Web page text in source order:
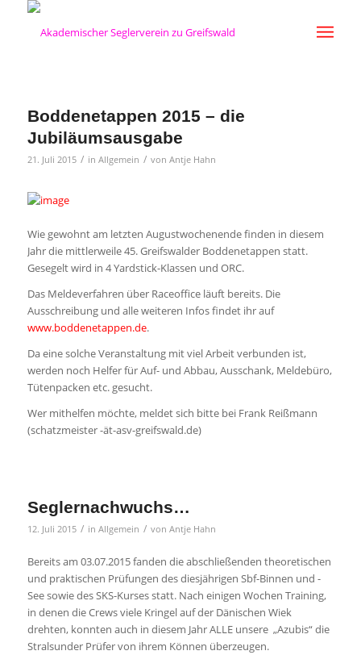
Boddenetappen 2015 – die
Jubiläumsausgabe
21. Juli 2015 / in Allgemein / von Antje Hahn
Wie gewohnt am letzten Augustwochenende finden in diesem
Jahr die mittlerweile 45. Greifswalder Boddenetappen statt.
Gesegelt wird in 4 Yardstick-Klassen und ORC.
Das Meldeverfahren über Raceoffice läuft bereits. Die
Ausschreibung und alle weiteren Infos findet ihr auf
www.boddenetappen.de.
Da eine solche Veranstaltung mit viel Arbeit verbunden ist,
werden noch Helfer für Auf- und Abbau, Ausschank, Meldebüro,
Tütenpacken etc. gesucht.
Wer mithelfen möchte, meldet sich bitte bei Frank Reißmann
(schatzmeister -ät-asv-greifswald.de)
Seglernachwuchs…
12. Juli 2015 / in Allgemein / von Antje Hahn
Bereits am 03.07.2015 fanden die abschließenden theoretischen
und praktischen Prüfungen des diesjährigen Sbf-Binnen und -
See sowie des SKS-Kurses statt. Nach einigen Wochen Training,
in denen die Crews viele Kringel auf der Dänischen Wiek
drehten, konnten auch in diesem Jahr ALLE unsere „Azubis“ die
Stralsunder Prüfer von ihrem Können überzeugen.